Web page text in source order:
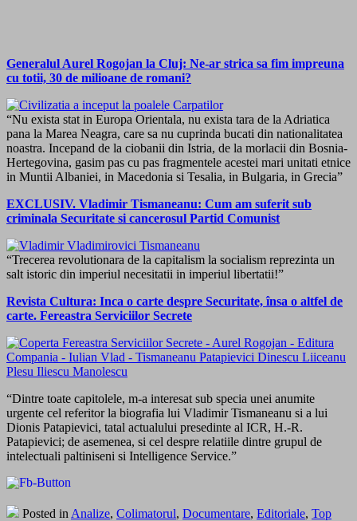
Generalul Aurel Rogojan la Cluj: Ne-ar strica sa fim impreuna
cu totii, 30 de milioane de romani?
“Nu exista stat in Europa Orientala, nu exista tara de la Adriatica
pana la Marea Neagra, care sa nu cuprinda bucati din nationalitatea
noastra. Incepand de la ciobanii din Istria, de la morlacii din Bosnia-
Hertegovina, gasim pas cu pas fragmentele acestei mari unitati etnice
in Muntii Albaniei, in Macedonia si Tesalia, in Bulgaria, in Grecia”
EXCLUSIV. Vladimir Tismaneanu: Cum am suferit sub
criminala Securitate si cancerosul Partid Comunist
“Trecerea revolutionara de la capitalism la socialism reprezinta un
salt istoric din imperiul necesitatii in imperiul libertatii!”
Revista Cultura: Inca o carte despre Securitate, însa o altfel de
carte. Fereastra Serviciilor Secrete
“Dintre toate capitolele, m-a interesat sub specia unei anumite
urgente cel referitor la biografia lui Vladimir Tismaneanu si a lui
Dionis Patapievici, tatal actualului presedinte al ICR, H.-R.
Patapievici; de asemenea, si cel despre relatiile dintre grupul de
intelectuali paltiniseni si Intelligence Service.”
Posted in Analize, Colimatorul, Documentare, Editoriale, Top